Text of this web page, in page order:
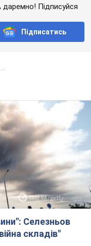
Підписуйся
Підписатись
Селезньов
складів"